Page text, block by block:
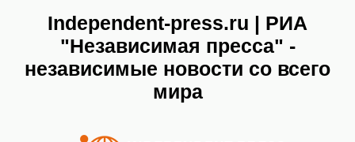
Independent-press.ru | РИА
"Независимая пресса" -
независимые новости со всего
мира